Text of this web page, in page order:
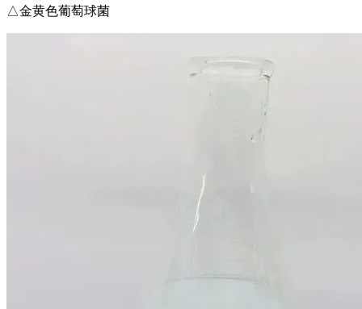
△金黄色葡萄球菌